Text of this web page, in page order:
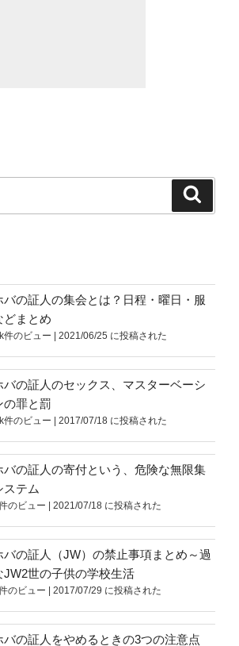
バの証人の集会とは？日程・曜日・服
どまとめ
件のビュー 2021/06/25 に投稿された
バの証人のセックス、マスターベーシ
の罪と罰
件のビュー 2017/07/18 に投稿された
バの証人の寄付という、危険な無限集
ステム
のビュー 2021/07/18 に投稿された
バの証人（JW）の禁止事項まとめ～過
JW2世の子供の学校生活
のビュー 2017/07/29 に投稿された
バの証人をやめるときの3つの注意点